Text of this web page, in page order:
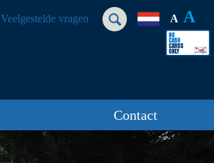
Veelgestelde vragen A A
Contact